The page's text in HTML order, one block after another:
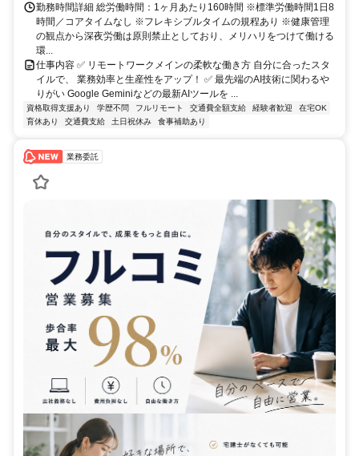
勤務時間詳細 総労働時間：1ヶ月あたり160時間 ※標準労働時間1日8
時間／コアタイムなし ※フレキシブルタイムの規程あり ※健康管理
の観点から深夜労働は原則禁止としており、メリハリをつけて働ける
環...
仕事内容 ✅ リモートワークメインの柔軟な働き方 自分に合ったスタ
イルで、 業務効率と生産性をアップ！ ✅ 最先端のAI技術に関わるや
りがい Google Geminiなどの最新AIツールを ...
資格取得支援あり 学歴不問 フルリモート 交通費全額支給 経験者歓迎
在宅OK
育休あり
交通費支給 土日祝休み 食事補助あり
業務委託